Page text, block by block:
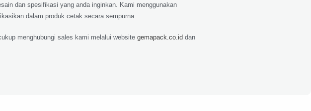
dan spesifikasi yang anda inginkan. Kami menggunakan
dalam produk cetak secara sempurna.
menghubungi sales kami melalui website gemapack.co.id dan